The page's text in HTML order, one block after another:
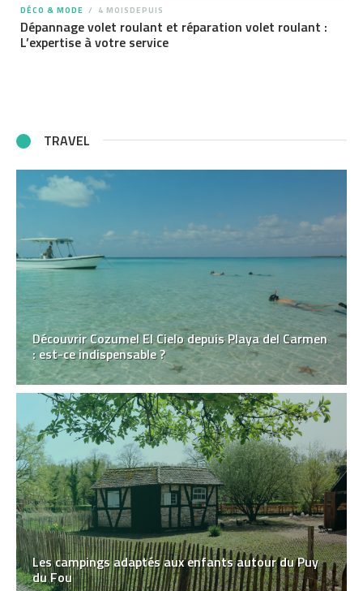
DÉCO & MODE 4 MOISDEPUIS
Dépannage volet roulant et réparation volet roulant :
L’expertise à votre service
TRAVEL
Découvrir Cozumel El Cielo depuis Playa del Carmen
: est-ce indispensable ?
Les campings adaptés aux enfants autour du Puy
du Fou